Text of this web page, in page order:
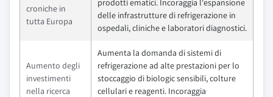
croniche in
tutta Europa
prodotti ematici. Incoraggia l'espansione
delle infrastrutture di refrigerazione in
ospedali, cliniche e laboratori diagnostici.
Aumento degli
investimenti
nella ricerca
Aumenta la domanda di sistemi di
refrigerazione ad alte prestazioni per lo
stoccaggio di biologic sensibili, colture
cellulari e reagenti. Incoraggia